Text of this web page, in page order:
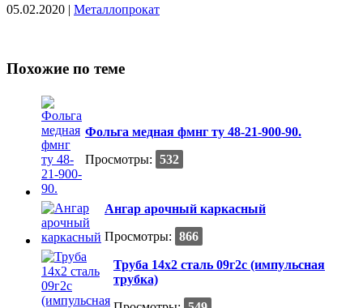
05.02.2020 | Металлопрокат
Похожие по теме
Фольга медная фмнг ту 48-21-900-90.
Просмотры: 532
Ангар арочный каркасный
Просмотры: 866
Труба 14х2 сталь 09г2с (импульсная
трубка)